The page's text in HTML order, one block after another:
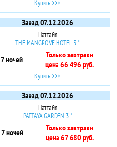
Купить >>>
Заезд 07.12.2026
Паттайя
THE MANGROVE HOTEL 3 *
7 ночей
Только завтраки
цена 66 496 руб.
Купить >>>
Заезд 07.12.2026
Паттайя
PATTAYA GARDEN 3 *
7 ночей
Только завтраки
цена 67 680 руб.